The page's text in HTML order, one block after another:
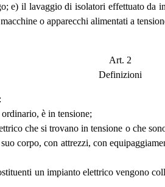
e) il lavaggio di isolatori effettuato
o apparecchi alimentati a
Art. 2
Definizioni
è in tensione;
che si trovano in tensione o che
corpo, con attrezzi, con
un impianto elettrico vengono